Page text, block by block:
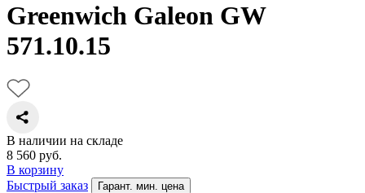
Greenwich Galeon GW
571.10.15
В наличии на складе
8 560 руб.
В корзину
Быстрый заказ
Гарант. мин. цена